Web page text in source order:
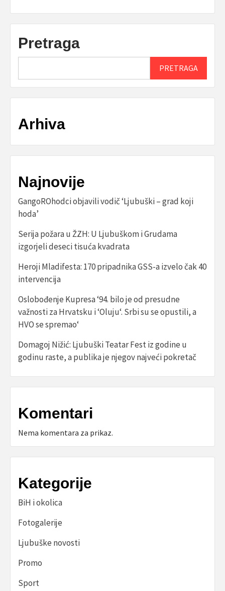
Pretraga
PRETRAGA
Arhiva
Najnovije
GangoROhodci objavili vodič ‘Ljubuški – grad koji
hoda’
Serija požara u ŽZH: U Ljubuškom i Grudama
izgorjeli deseci tisuća kvadrata
Heroji Mladifesta: 170 pripadnika GSS-a izvelo čak 40
intervencija
Oslobođenje Kupresa ‘94. bilo je od presudne
važnosti za Hrvatsku i ‘Oluju‘. Srbi su se opustili, a
HVO se spremao‘
Domagoj Nižić: Ljubuški Teatar Fest iz godine u
godinu raste, a publika je njegov najveći pokretač
Komentari
Nema komentara za prikaz.
Kategorije
BiH i okolica
Fotogalerije
Ljubuške novosti
Promo
Sport